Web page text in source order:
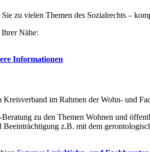
zu vielen Themen des Sozialrechts –
Nähe:
Informationen
Kreisverband im Rahmen der Wohn- und
zu den Themen Wohnen und
Beeinträchtigung z.B. mit dem